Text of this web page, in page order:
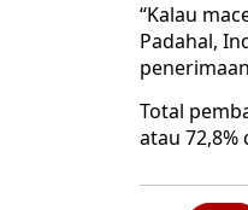
“Kalau
Padahal,
Total
atau